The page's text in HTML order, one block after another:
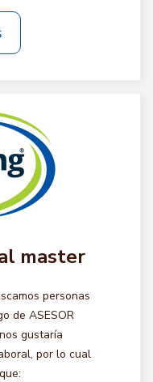
master
personas
de ASESOR
gustaría
por lo cual